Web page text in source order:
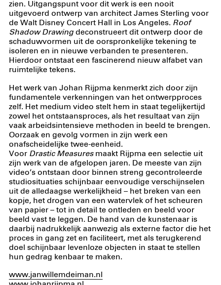
zien. Uitgangspunt voor dit werk is een nooit
uitgevoerd ontwerp van architect James Sterling voor
de Walt Disney Concert Hall in Los Angeles. Roof
Shadow Drawingdeconstrueert dit ontwerp door de
schaduwvormen uit de oorspronkelijke tekening te
isoleren en in nieuwe verbanden te presenteren.
Hierdoor ontstaat een fascinerend nieuw alfabet van
ruimtelijke tekens.
Het werk van Johan Rijpma kenmerkt zich door zijn
fundamentele verkenningen van het ontwerpproces
zelf. Het medium video stelt hem in staat tegelijkertijd
zowel het ontstaansproces, als het resultaat van zijn
vaak arbeidsintensieve methoden in beeld te brengen.
Oorzaak en gevolg vormen in zijn werk een
onafscheidelijke twee-eenheid.
Voor Drastic Measuresmaakt Rijpma een selectie uit
zijn werk van de afgelopen jaren. De meeste van zijn
video’s ontstaan door binnen streng gecontroleerde
studiosituaties schijnbaar eenvoudige verschijnselen
uit de alledaagse werkelijkheid – het breken van een
kopje, het drogen van een watervlek of het scheuren
van papier – tot in detail te ontleden en beeld voor
beeld vast te leggen. De hand van de kunstenaar is
daarbij nadrukkelijk aanwezig als externe factor die het
proces in gang zet en faciliteert, met als terugkerend
doel schijnbaar levenloze objecten in staat te stellen
hun gedrag kenbaar te maken.
www.janwillemdeiman.nl